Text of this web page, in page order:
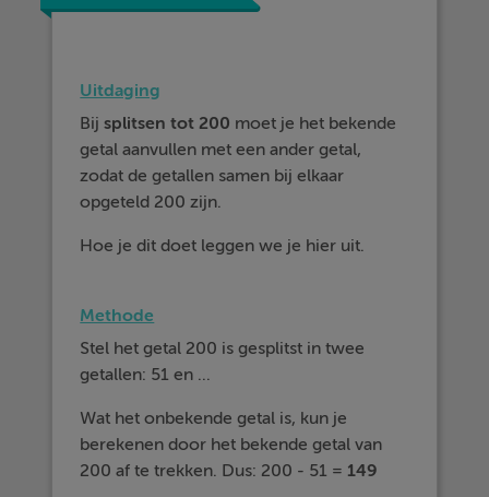
Uitdaging
Bijsplitsen tot 200 moet je het bekende
getal aanvullen met een ander getal,
zodat de getallen samen bij elkaar
opgeteld 200 zijn.
Hoe je dit doet leggen we je hier uit.
Methode
Stel het getal 200 is gesplitst in twee
getallen: 51 en ...
Wat het onbekende getal is, kun je
berekenen door het bekende getal van
200 af te trekken. Dus: 200 - 51 = 149